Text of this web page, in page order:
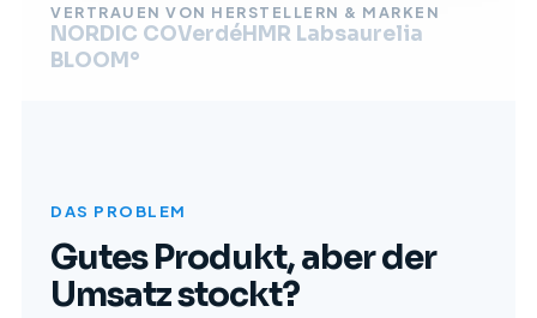
VERTRAUEN VON HERSTELLERN & MARKEN
NORDIC COVerdéHMR Labsaurelia
BLOOM°
DAS PROBLEM
Gutes Produkt, aber der
Umsatz stockt?